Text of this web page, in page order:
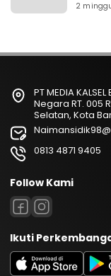
2
PT MEDIA
Negara RT. 005
Selatan, Kota
0813 4871 9405
Follow Kami
Ikuti